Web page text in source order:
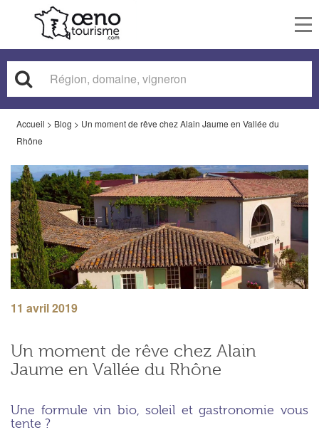
Accueil > Blog > Un moment de rêve chez Alain Jaume en Vallée du
Rhône
11 avril 2019
Un moment de rêve chez Alain
Jaume en Vallée du Rhône
Une formule vin bio, soleil et gastronomie vous
tente ?